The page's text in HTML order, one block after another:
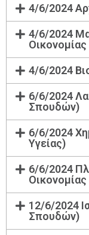
4/6/2024
4/6/2024
4/6/2024
6/6/2024
Σπουδών)
6/6/2024
Υγείας)
6/6/2024
12/6/2024
Σπουδών)